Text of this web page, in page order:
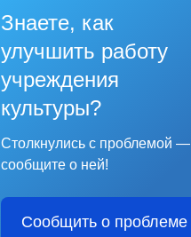
Знаете, как
улучшить работу
учреждения
культуры?
Столкнулись с проблемой —
сообщите о ней!
Сообщить о проблеме